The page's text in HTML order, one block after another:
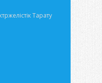
Тарату